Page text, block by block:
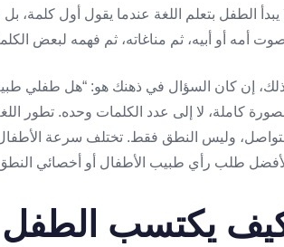
يبدأ الطفل بتعلم اللغة عندما يقول أول كلمة،
أمه أو أبيه، ثم مناغاته، ثم فهمه لبعض
إن كان السؤال في ذهنك هو: “هل طفلي
كاملة، لا إلى عدد الكلمات وحده. تطور
وليس النطق فقط. تختلف سرعة
طلب رأي طبيب الأطفال أو أخصائي النطق
يكتسب الطفل